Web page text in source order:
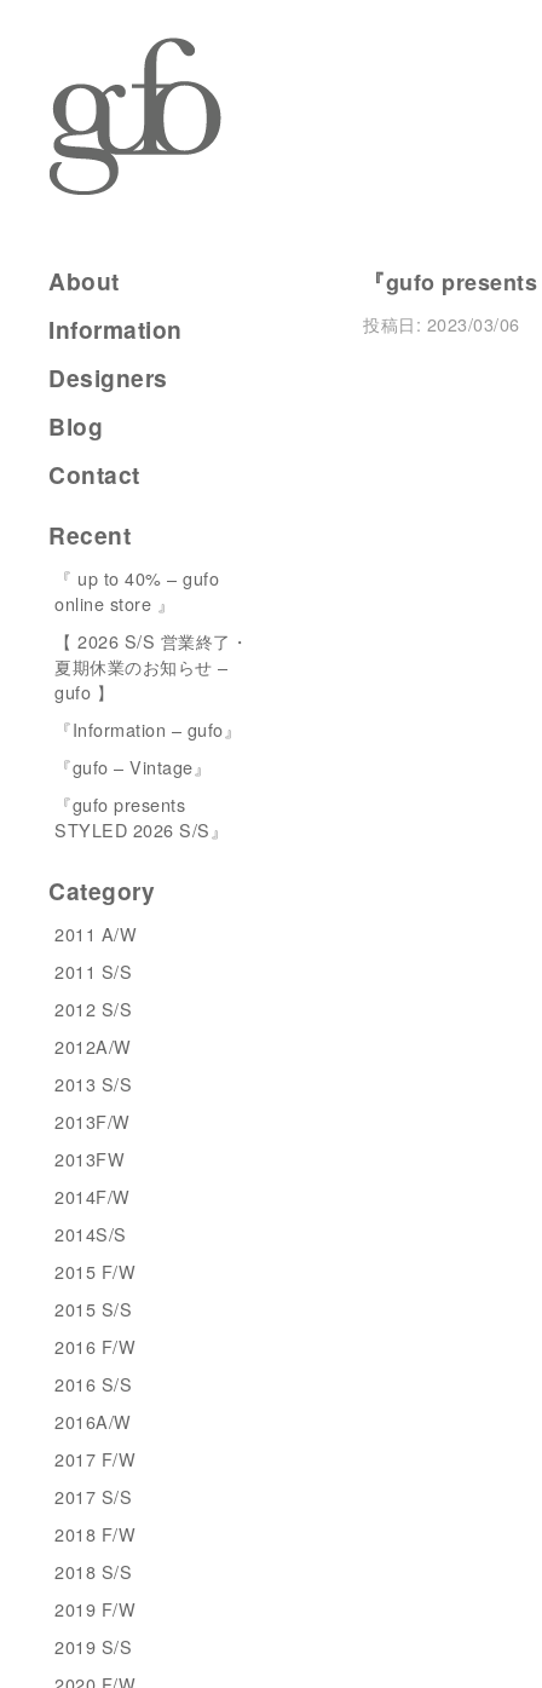
『gufo
投稿日: 2023/03/06
About
Information
Designers
Blog
Contact
Recent
『 up to 40% – gufo
online store 』
【 2026 S/S 営業終了・
夏期休業のお知らせ –
gufo 】
『Information – gufo』
『gufo – Vintage』
『gufo presents
STYLED 2026 S/S』
Category
2011 A/W
2011 S/S
2012 S/S
2012A/W
2013 S/S
2013F/W
2013FW
2014F/W
2014S/S
2015 F/W
2015 S/S
2016 F/W
2016 S/S
2016A/W
2017 F/W
2017 S/S
2018 F/W
2018 S/S
2019 F/W
2019 S/S